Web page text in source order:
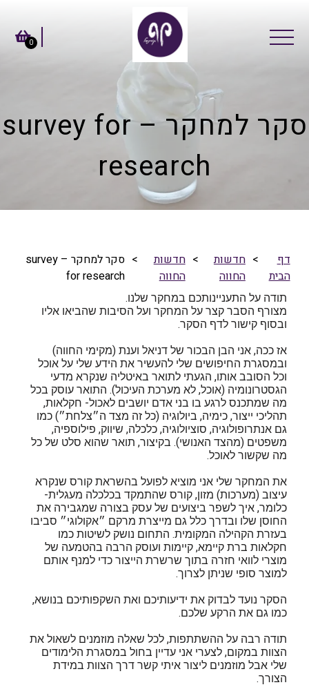
0
סקר למחקר – survey for
research
דף
הבית
> חדשות
החווה
> חדשות
החווה
>
סקר למחקר – survey
for research
תודה על התעניינותכם במחקר שלנו.
מצורף הסבר קצר על המחקר ועל הסיבות שהביאו אליו
ובסוף קישור לדף הסקר.
אז ככה, אני הבן הבכור של דניאל וענת (מקימי החווה)
ובמסגרת החיפושים שלי להעשיר את הידע שלי על אוכל
וכל הסובב אותו, הגעתי לתואר באיטליה שנקרא מדעי
הגסטרונומיה (אוכל, לא מערכת העיכול). התואר עוסק בכל
מה שמתכנס לרגע בו בני אדם יושבים לאכול- חקלאות,
תהליכי ייצור, כימיה, ביולוגיה (כל זה מצד ה״צלחת״) כמו
גם אנתרופולוגיה, סוציולוגיה, כלכלה, שיווק, פילוספיה,
משפטים (מהצד האנושי). בקיצור, תואר שהוא סלט של כל
מה שקשור לאוכל.
את המחקר שלי אני מוציא לפועל בהשראת קורס שנקרא
עיצוב (מערכות) מזון, קורס שהתמקד בכלכלה מעגלית-
כלומר, איך לשפר ביצועים של עסק בצורה שמגבירה את
החוסן שלו ובדרך כלל גם מייצרת מרקם ״אקולוגי״ סביבו
בעזרת הקהילה המקומית. התחום נושק לשיטות כמו
חקלאות ברת קיימא, קיימות ועוסק הרבה בהטמעה של
מוצרי לוואי חזרה בתוך שרשרת הייצור כדי למנף אותם
למוצר סופי שניתן לצרוך.
הסקר נועד לבדוק את ידיעותיכם ואת השקפותיכם בנושא,
כמו גם את הרקע שלכם.
תודה רבה על ההשתתפות, לכל שאלה מוזמנים לשאול את
הצוות במקום, לצערי אני עדיין בחול במסגרת הלימודים
שלי אבל מוזמנים ליצור איתי קשר דרך הצוות במידת
הצורך.